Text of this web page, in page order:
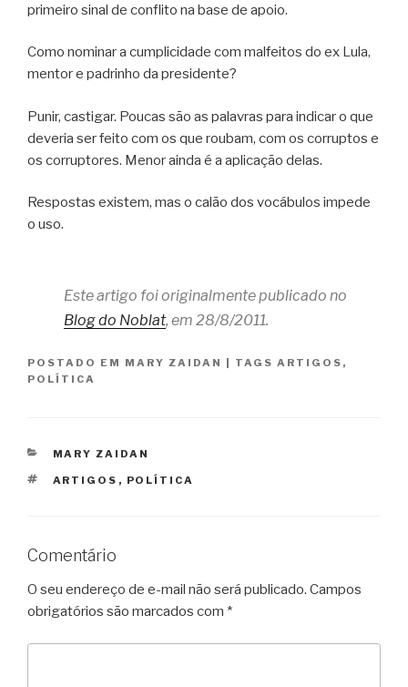
primeiro sinal de conflito na base de apoio.
Como nominar a cumplicidade com malfeitos do ex Lula,
mentor e padrinho da presidente?
Punir, castigar. Poucas são as palavras para indicar o que
deveria ser feito com os que roubam, com os corruptos e
os corruptores. Menor ainda é a aplicação delas.
Respostas existem, mas o calão dos vocábulos impede
o uso.
Este artigo foi originalmente publicado no
Blog do Noblat, em 28/8/2011.
POSTADO EM MARY ZAIDAN | TAGS ARTIGOS ,
POLÍTICA
CATEGORIAS
MARY ZAIDAN
TAGS
ARTIGOS , POLÍTICA
Comentário
O seu endereço de e-mail não será publicado. Campos
obrigatórios são marcados com *